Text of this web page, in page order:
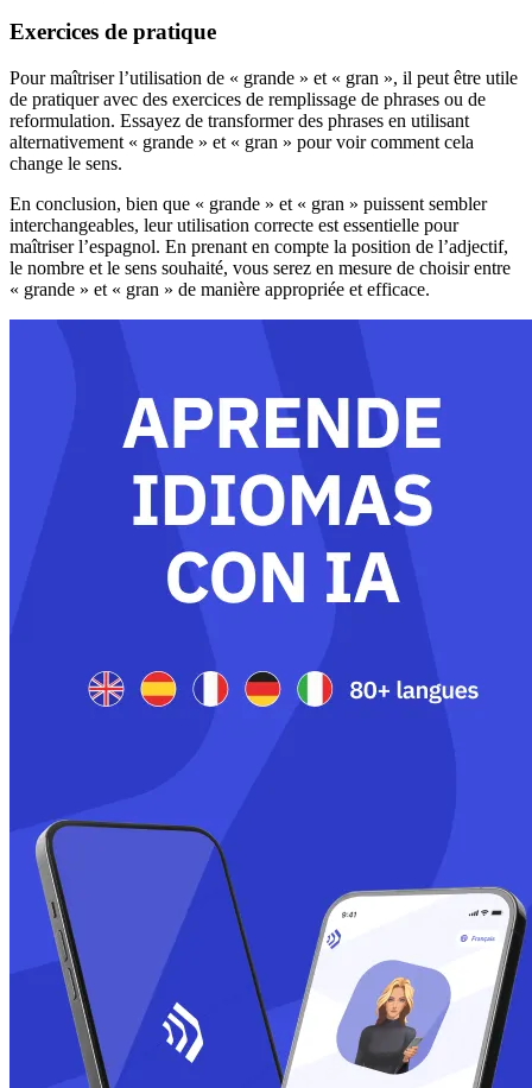
Exercices de pratique
Pour maîtriser l’utilisation de « grande » et « gran », il peut être utile
de pratiquer avec des exercices de remplissage de phrases ou de
reformulation. Essayez de transformer des phrases en utilisant
alternativement « grande » et « gran » pour voir comment cela
change le sens.
En conclusion, bien que « grande » et « gran » puissent sembler
interchangeables, leur utilisation correcte est essentielle pour
maîtriser l’espagnol. En prenant en compte la position de l’adjectif,
le nombre et le sens souhaité, vous serez en mesure de choisir entre
« grande » et « gran » de manière appropriée et efficace.